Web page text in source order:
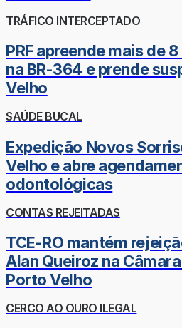
TRÁFICO INTERCEPTADO
PRF apreende mais de
na BR-364 e prende
Velho
SAÚDE BUCAL
Expedição Novos
Velho e abre
odontológicas
CONTAS REJEITADAS
TCE-RO mantém
Alan Queiroz na
Porto Velho
CERCO AO OURO ILEGAL